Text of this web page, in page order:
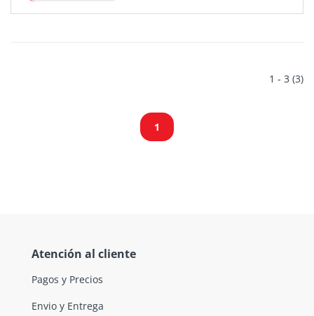
1 - 3 (3)
1
Atención al cliente
Pagos y Precios
Envio y Entrega